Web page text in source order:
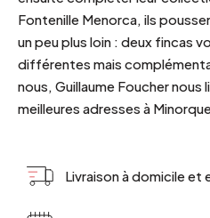
Fontenille Menorca, ils
un peu plus loin : deux fincas
différentes mais
nous, Guillaume Foucher nous
meilleures adresses à
Livraison à domicile et